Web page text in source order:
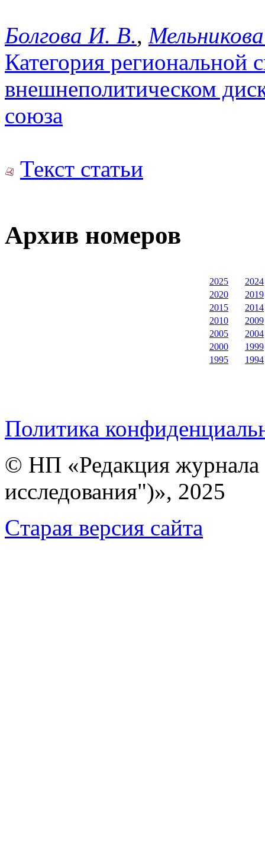
Болгова И. В.,
Категория региональной
внешнеполитическом
союза
Текст статьи
Архив номеров
2025
2024
2020
2019
2015
2014
2010
2009
2005
2004
2000
1999
1995
1994
Политика
© НП «Редакция
исследования")», 2025
Cтарая версия сайта